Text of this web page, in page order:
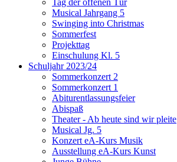
Tag der offenen Tür
Musical Jahrgang 5
Swinging into Christmas
Sommerfest
Projekttag
Einschulung Kl. 5
Schuljahr 2023/24
Sommerkonzert 2
Sommerkonzert 1
Abiturentlassungsfeier
Abispaß
Theater - Ab heute sind wir pleite
Musical Jg. 5
Konzert eA-Kurs Musik
Ausstellung eA-Kurs Kunst